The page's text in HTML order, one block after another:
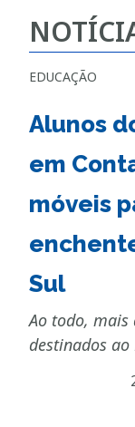
EDUCAÇÃO
Alunos
em
móveis
Sul
Ao todo, mais
destinados ao